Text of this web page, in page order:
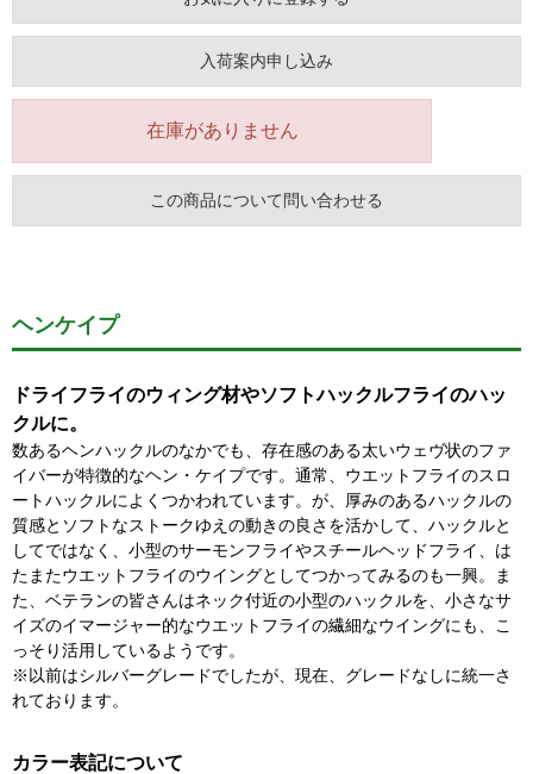
入荷案内申し込み
在庫がありません
この商品について問い合わせる
ヘンケイプ
ドライフライのウィング材やソフトハックルフライのハッ
クルに。
数あるヘンハックルのなかでも、存在感のある太いウェヴ状のファ
イバーが特徴的なヘン・ケイプです。通常、ウエットフライのスロ
ートハックルによくつかわれています。が、厚みのあるハックルの
質感とソフトなストークゆえの動きの良さを活かして、ハックルと
してではなく、小型のサーモンフライやスチールヘッドフライ、は
たまたウエットフライのウイングとしてつかってみるのも一興。ま
た、ベテランの皆さんはネック付近の小型のハックルを、小さなサ
イズのイマージャー的なウエットフライの繊細なウイングにも、こ
っそり活用しているようです。
※以前はシルバーグレードでしたが、現在、グレードなしに統一さ
れております。
カラー表記について